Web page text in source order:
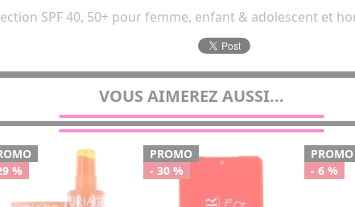
SPF 40, 50+ pour femme, enfant & adolescent et
VOUS AIMEREZ AUSSI...
%
PROMO
- 30 %
PROMO
- 6 %